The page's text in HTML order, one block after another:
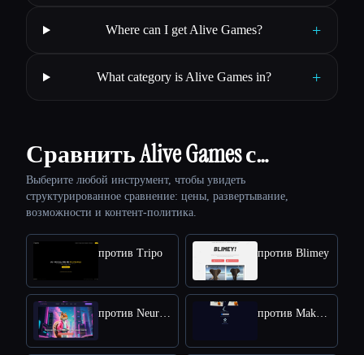
Where can I get Alive Games? +
What category is Alive Games in? +
Сравнить Alive Games с…
Выберите любой инструмент, чтобы увидеть
структурированное сравнение: цены, развертывание,
возможности и контент-политика.
против Tripo против Blimey
против Neuralframes против Make3D